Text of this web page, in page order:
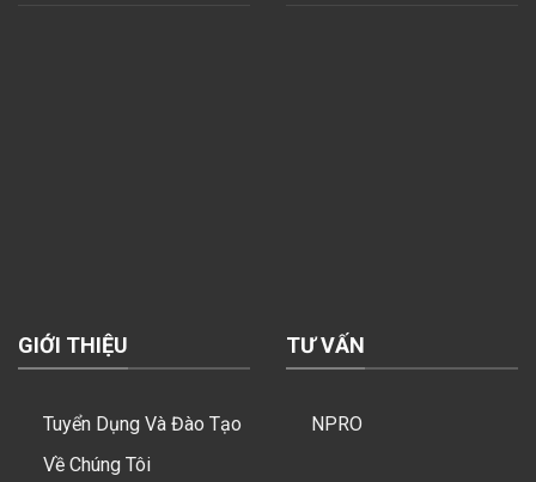
GIỚI THIỆU
Tuyển Dụng Và Đào Tạo
Về Chúng Tôi
TƯ VẤN
NPRO